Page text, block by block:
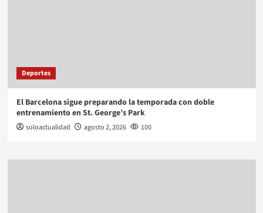
Deportes
El Barcelona sigue preparando la temporada con doble
entrenamiento en St. George’s Park
soloactualidad agosto 2, 2026 100